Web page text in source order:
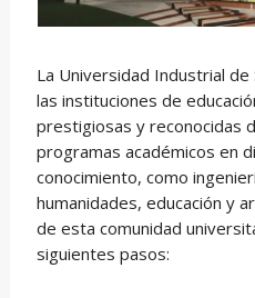
La Universidad Industrial de
las instituciones de
prestigiosas y reconocidas
programas académicos en
conocimiento, como
humanidades, educación y
de esta comunidad
siguientes pasos: